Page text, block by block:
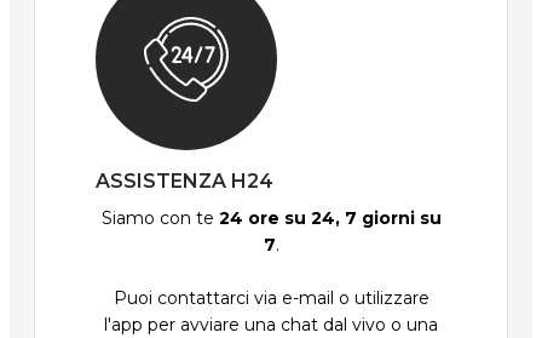
ASSISTENZA H24
Siamo con te 24 ore su 24, 7 giorni su
7.
Puoi contattarci via e-mail o utilizzare
l'app per avviare una chat dal vivo o una